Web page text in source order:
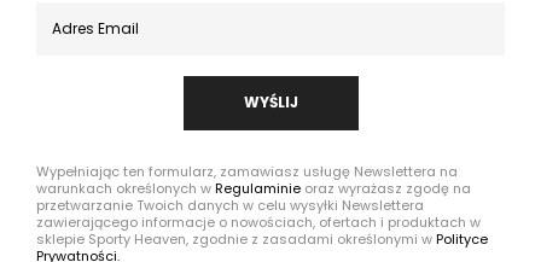
WYŚLIJ
Wypełniając ten formularz, zamawiasz usługę Newslettera na
warunkach określonych wRegulaminie oraz wyrażasz zgodę na
przetwarzanie Twoich danych w celu wysyłki Newslettera
zawierającego informacje o nowościach, ofertach i produktach w
sklepie Sporty Heaven, zgodnie z zasadami określonymi wPolityce
Prywatności.